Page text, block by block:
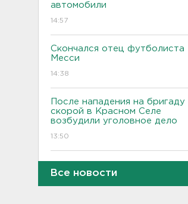
автомобили
14:57
Скончался отец футболиста
Месси
14:38
После нападения на бригаду
скорой в Красном Селе
возбудили уголовное дело
13:50
52-й день. Жители мечтают
Все новости